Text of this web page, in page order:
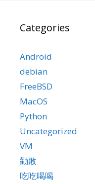
Categories
Android
debian
FreeBSD
MacOS
Python
Uncategorized
VM
勸敗
吃吃喝喝